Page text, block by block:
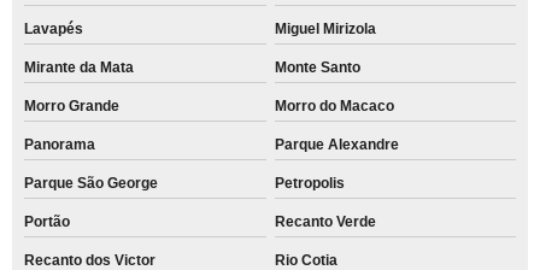
Lavapés Miguel Mirizola
Mirante da Mata Monte Santo
Morro Grande Morro do Macaco
Panorama Parque Alexandre
Parque São George Petropolis
Portão Recanto Verde
Recanto dos Victor Rio Cotia